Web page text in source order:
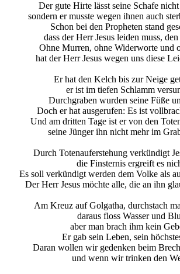
Der gute Hirte lässt seine Schafe
sondern er musste wegen ihnen auch
Schon bei den Propheten stand
dass der Herr Jesus leiden muss,
Ohne Murren, ohne Widerworte und
hat der Herr Jesus wegen uns diese
Er hat den Kelch bis zur Neige
er ist im tiefen Schlamm
Durchgraben wurden seine Füße
Doch er hat ausgerufen: Es ist
Und am dritten Tage ist er von den
seine Jünger ihn nicht mehr im
Durch Totenauferstehung verkündigt
die Finsternis ergreift es
Es soll verkündigt werden dem Volke als
Der Herr Jesus möchte alle, die an ihn
Am Kreuz auf Golgatha, durchstach
daraus floss Wasser und
aber man brach ihm kein
Er gab sein Leben, sein
Daran wollen wir gedenken beim
und wenn wir trinken den